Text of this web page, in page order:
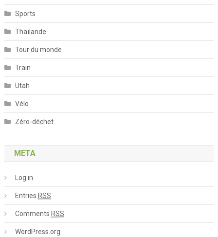
Sports
Thaïlande
Tour du monde
Train
Utah
Vélo
Zéro-déchet
META
Log in
Entries RSS
Comments RSS
WordPress.org